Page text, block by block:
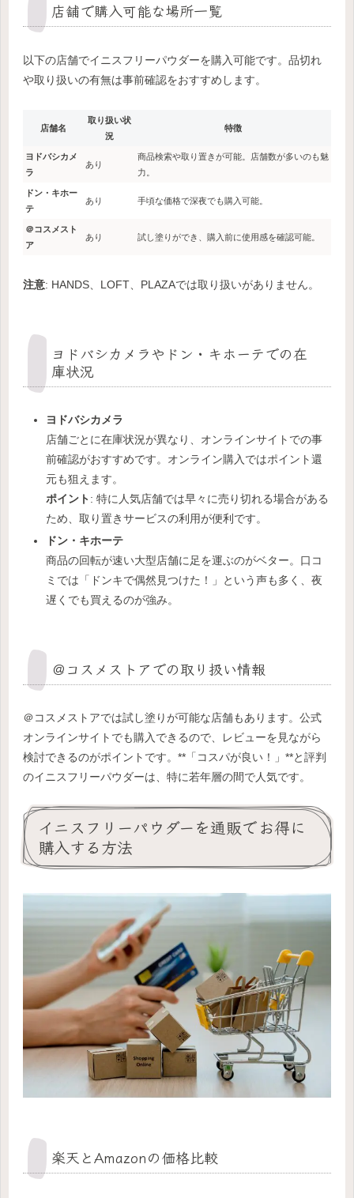
店舗で購入可能な場所一覧
以下の店舗でイニスフリーパウダーを購入可能です。品切れ
や取り扱いの有無は事前確認をおすすめします。
店舗名
取り扱い状
況
特徴
ヨドバシカメ
ラ
あり
商品検索や取り置きが可能。店舗数が多いのも魅
力。
ドン・キホー
テ
あり 手頃な価格で深夜でも購入可能。
＠コスメスト
ア
あり 試し塗りができ、購入前に使用感を確認可能。
注意: HANDS、LOFT、PLAZAでは取り扱いがありません。
ヨドバシカメラやドン・キホーテでの在
庫状況
ヨドバシカメラ
店舗ごとに在庫状況が異なり、オンラインサイトでの事
前確認がおすすめです。オンライン購入ではポイント還
元も狙えます。
ポイント: 特に人気店舗では早々に売り切れる場合がある
ため、取り置きサービスの利用が便利です。
ドン・キホーテ
商品の回転が速い大型店舗に足を運ぶのがベター。口コ
ミでは「ドンキで偶然見つけた！」という声も多く、夜
遅くでも買えるのが強み。
＠コスメストアでの取り扱い情報
＠コスメストアでは試し塗りが可能な店舗もあります。公式
オンラインサイトでも購入できるので、レビューを見ながら
検討できるのがポイントです。**「コスパが良い！」**と評判
のイニスフリーパウダーは、特に若年層の間で人気です。
イニスフリーパウダーを通販でお得に
購入する方法
楽天とAmazonの価格比較